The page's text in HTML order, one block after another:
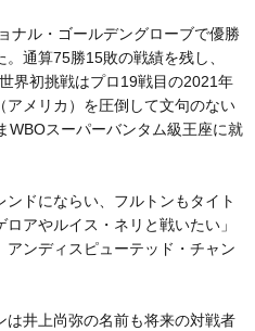
ナル・ゴールデングローブで優勝
通算75勝15敗の戦績を残し、
界初挑戦はプロ19戦目の2021年
アメリカ）を圧倒して文句のない
WBOスーパーバンタム級王座に就
ドにならい、フルトンもタイト
アやルイス・ネリと戦いたい」
アンディスピューテッド・チャン
井上尚弥の名前も将来の対戦者